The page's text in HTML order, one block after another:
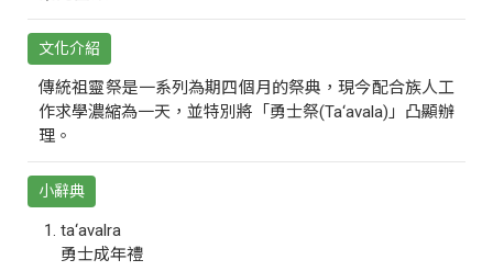
文化介紹
傳統祖靈祭是一系列為期四個月的祭典，現今配合族人工
作求學濃縮為一天，並特別將「勇士祭(Ta‘avala)」凸顯辦
理。
小辭典
ta‘avalra
勇士成年禮